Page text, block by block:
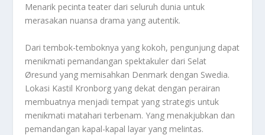
Menarik pecinta teater dari seluruh dunia untuk
merasakan nuansa drama yang autentik.
Dari tembok-temboknya yang kokoh, pengunjung dapat
menikmati pemandangan spektakuler dari Selat
Øresund yang memisahkan Denmark dengan Swedia.
Lokasi Kastil Kronborg yang dekat dengan perairan
membuatnya menjadi tempat yang strategis untuk
menikmati matahari terbenam. Yang menakjubkan dan
pemandangan kapal-kapal layar yang melintas.